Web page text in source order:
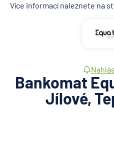
Více informací naleznete na
Bankomat
Jílové,